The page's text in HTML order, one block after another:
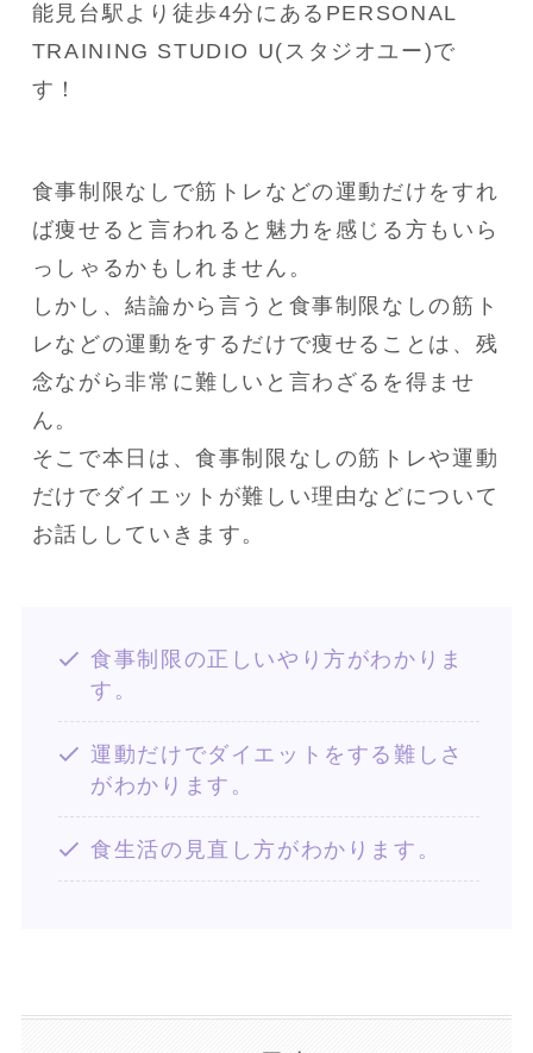
能見台駅より徒歩4分にあるPERSONAL
TRAINING STUDIO U(スタジオユー)で
す！
食事制限なしで筋トレなどの運動だけをすれ
ば痩せると言われると魅力を感じる方もいら
っしゃるかもしれません。
しかし、結論から言うと食事制限なしの筋ト
レなどの運動をするだけで痩せることは、残
念ながら非常に難しいと言わざるを得ませ
ん。
そこで本日は、食事制限なしの筋トレや運動
だけでダイエットが難しい理由などについて
お話ししていきます。
食事制限の正しいやり方がわかりま
す。
運動だけでダイエットをする難しさ
がわかります。
食生活の見直し方がわかります。